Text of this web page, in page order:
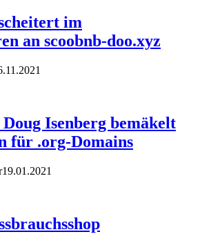
im
an scoobnb-doo.xyz
Isenberg bemäkelt
für .org-Domains
19.01.2021